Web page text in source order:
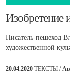
​Изобретение
Писатель-пешеход
художественной
20.04.2020 ТЕКСТЫ /